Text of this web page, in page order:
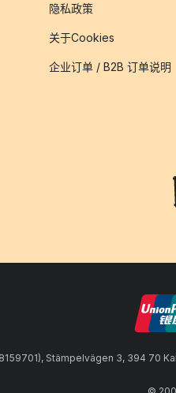
隐私政策
关于Cookies
企业订单 / B2B 订单说明
Stämpelvägen 3, 394 70